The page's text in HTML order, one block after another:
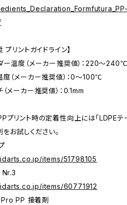
プリントガイドライン】
ー温度（メーカー推奨値）：220～240℃
度（メーカー推奨値）：0～100℃
メーカー推奨値）：0.1mm
リント時の定着性向上には「LDPEテ
お試しください。
items/51798105
items/60771912
PP 接着剤